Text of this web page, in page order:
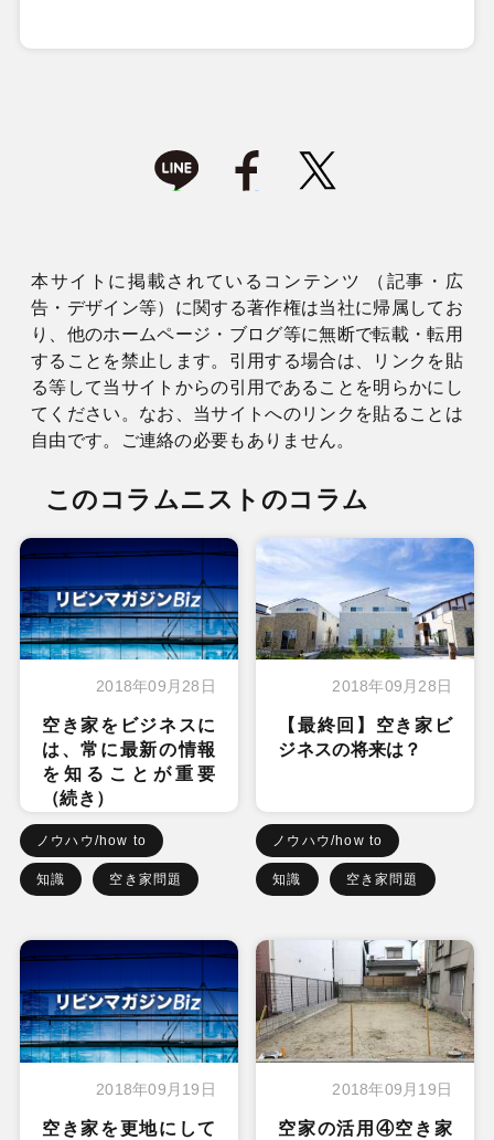
本サイトに掲載されているコンテンツ （記事・広
告・デザイン等）に関する著作権は当社に帰属してお
り、他のホームページ・ブログ等に無断で転載・転用
することを禁止します。引用する場合は、リンクを貼
る等して当サイトからの引用であることを明らかにし
てください。なお、当サイトへのリンクを貼ることは
自由です。ご連絡の必要もありません。
このコラムニストのコラム
2018年09月28日
空き家をビジネスに
は、常に最新の情報
を知ることが重要
（続き）
ノウハウ/how to
知識 空き家問題
2018年09月28日
【最終回】空き家ビ
ジネスの将来は？
ノウハウ/how to
知識 空き家問題
2018年09月19日
空き家を更地にして
2018年09月19日
空家の活用④空き家